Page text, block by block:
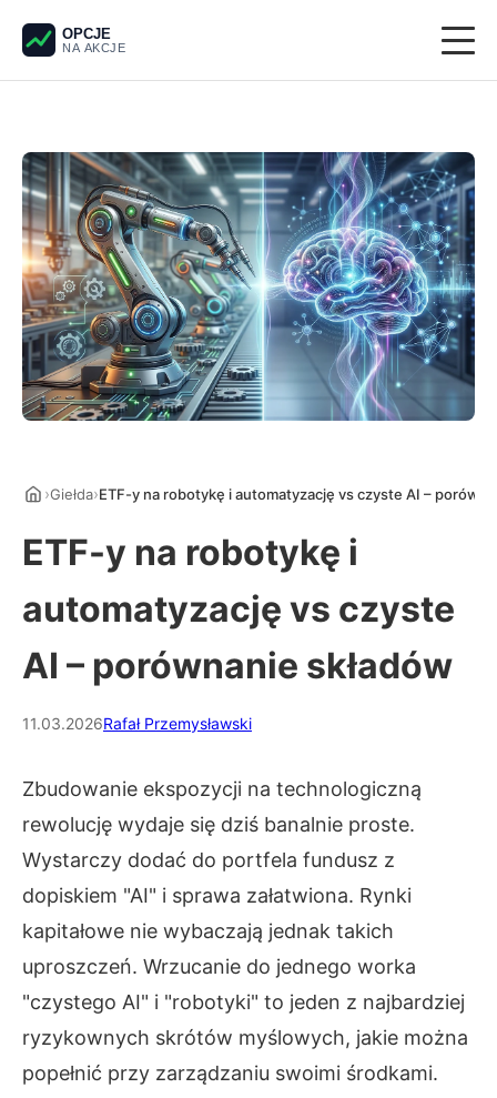
OPCJE
NA AKCJE
Derywaty
Pieniądze
Krypto
Analiza techniczna
›Giełda›ETF-y na robotykę i automatyzację vs czyste AI –
ETF-y na robotykę i
automatyzację vs czyste
AI – porównanie składów
11.03.2026Rafał Przemysławski
Zbudowanie ekspozycji na technologiczną
rewolucję wydaje się dziś banalnie proste.
Wystarczy dodać do portfela fundusz z
dopiskiem "AI" i sprawa załatwiona. Rynki
kapitałowe nie wybaczają jednak takich
uproszczeń. Wrzucanie do jednego worka
"czystego AI" i "robotyki" to jeden z najbardziej
ryzykownych skrótów myślowych, jakie można
popełnić przy zarządzaniu swoimi środkami.